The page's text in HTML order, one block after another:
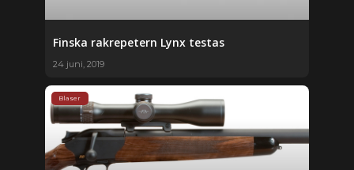
Finska rakrepetern Lynx testas
24 juni, 2019
Blaser